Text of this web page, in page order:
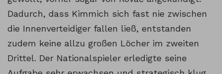
Dadurch, dass Kimmich sich fast nie zwischen
die Innenverteidiger fallen ließ, entstanden
zudem keine allzu großen Löcher im zweiten
Drittel. Der Nationalspieler erledigte seine